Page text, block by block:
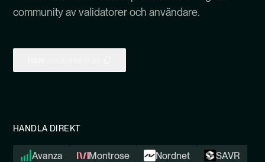
community av validatorer och användare.
HANDLA DIREKT
Avanza Montrose Nordnet SAVR